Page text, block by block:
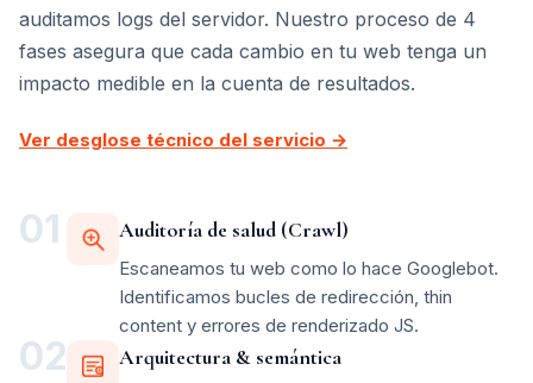
auditamos logs del servidor. Nuestro proceso de 4
fases asegura que cada cambio en tu web tenga un
impacto medible en la cuenta de resultados.
Ver desglose técnico del servicio →
01 Auditoría de salud (Crawl)
Escaneamos tu web como lo hace Googlebot.
Identificamos bucles de redirección, thin
content y errores de renderizado JS.
02 Arquitectura & semántica